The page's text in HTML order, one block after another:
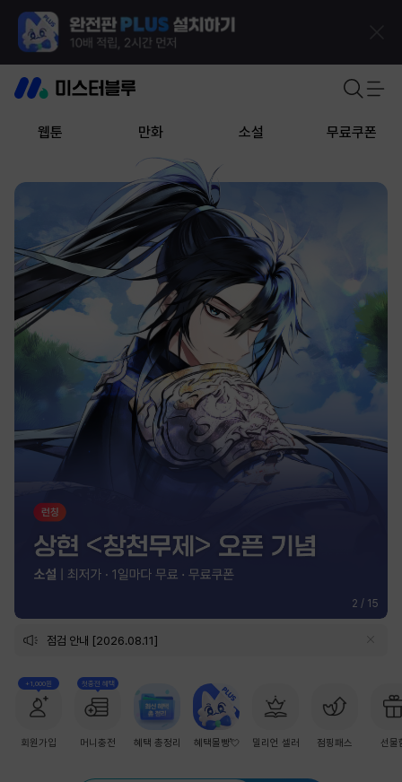
웹툰 만화 소설 무료쿠폰
2 / 15
점검 안내 [2026.08.11]
+1,000원
회원가입
첫충전 혜택
머니충전 혜택 총정리 혜택몰빵💘 밀리언 셀러 점핑패스 선물